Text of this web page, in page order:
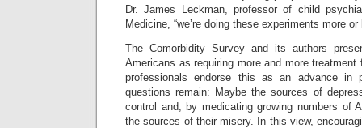
Dr. James Leckman, professor of child
Medicine, “we’re doing these experiments more
The Comorbidity Survey and its authors
Americans as requiring more and more
professionals endorse this as an advance in
questions remain: Maybe the sources of
control and, by medicating growing numbers of
the sources of their misery. In this view,